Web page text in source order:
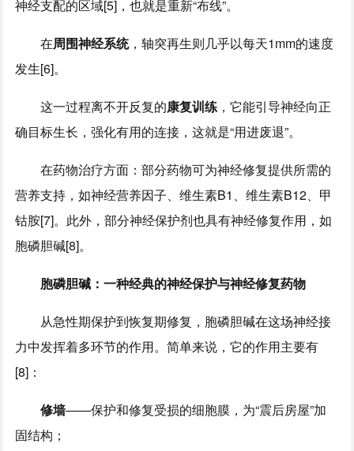
神经支配的区域[5]，也就是重新“布线”。
在周围神经系统，轴突再生则几乎以每天1mm的速度
发生[6]。
这一过程离不开反复的康复训练 ，它能引导神经向正
确目标生长，强化有用的连接，这就是“用进废退”。
在药物治疗方面：部分药物可为神经修复提供所需的
营养支持，如神经营养因子、维生素B1、维生素B12、甲
钴胺[7]。此外，部分神经保护剂也具有神经修复作用，如
胞磷胆碱[8]。
胞磷胆碱：一种经典的神经保护与神经修复药物
从急性期保护到恢复期修复，胞磷胆碱在这场神经接
力中发挥着多环节的作用。简单来说，它的作用主要有
[8]：
修墙——保护和修复受损的细胞膜，为“震后房屋”加
固结构；